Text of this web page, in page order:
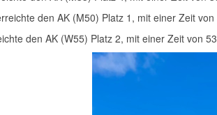
den AK (M50) Platz 1, mit einer Zeit
den AK (W55) Platz 2, mit einer Zeit von